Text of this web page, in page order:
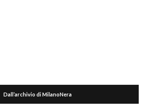
Dall’archivio di MilanoNera